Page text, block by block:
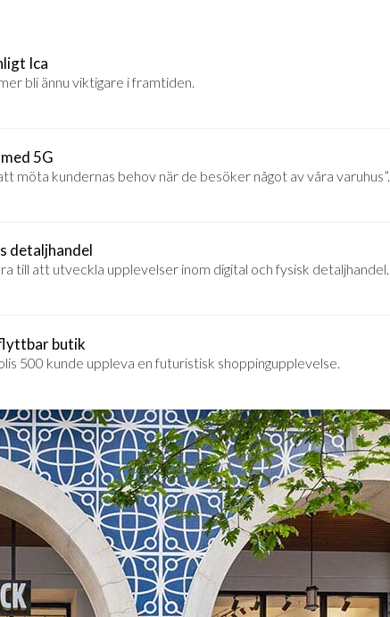
Ica
bli ännu viktigare i framtiden.
5G
möta kundernas behov när de besöker något av våra varuhus”.
detaljhandel
till att utveckla upplevelser inom digital och fysisk detaljhandel.
butik
500 kunde uppleva en futuristisk shoppingupplevelse.